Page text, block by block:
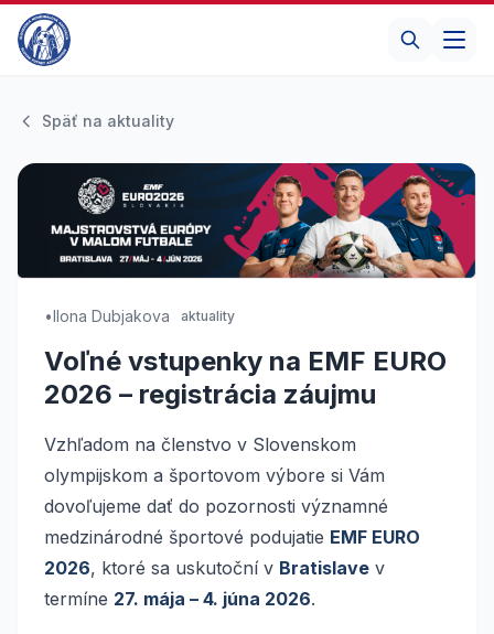
Späť na aktuality
•Ilona Dubjakova aktuality
Voľné vstupenky na EMF EURO
2026 – registrácia záujmu
Vzhľadom na členstvo v Slovenskom
olympijskom a športovom výbore si Vám
dovoľujeme dať do pozornosti významné
medzinárodné športové podujatie EMF EURO
2026, ktoré sa uskutoční v Bratislave v
termíne 27. mája – 4. júna 2026.